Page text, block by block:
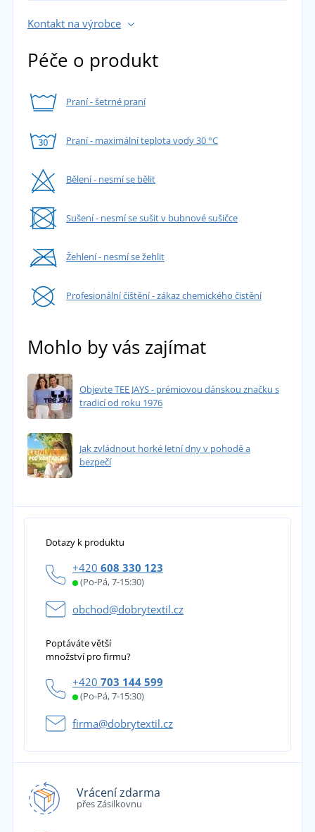
Kontakt na výrobce
Péče o produkt
Praní - šetrné praní
Praní - maximální teplota vody 30 °C
Bělení - nesmí se bělit
Sušení - nesmí se sušit v bubnové sušičce
Žehlení - nesmí se žehlit
Profesionální čištění - zákaz chemického čistění
Mohlo by vás zajímat
Objevte TEE JAYS - prémiovou dánskou značku s
tradicí od roku 1976
Jak zvládnout horké letní dny v pohodě a
bezpečí
Dotazy k produktu
+420 608 330 123
(Po-Pá, 7-15:30)
obchod@dobrytextil.cz
Poptáváte větší
množství pro firmu?
+420 703 144 599
(Po-Pá, 7-15:30)
firma@dobrytextil.cz
Vrácení zdarma
přes Zásilkovnu